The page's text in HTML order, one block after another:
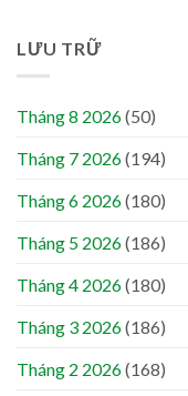
LƯU TRỮ
Tháng 8 2026(50)
Tháng 7 2026(194)
Tháng 6 2026(180)
Tháng 5 2026(186)
Tháng 4 2026(180)
Tháng 3 2026(186)
Tháng 2 2026(168)